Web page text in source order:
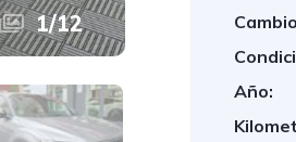
1/12
Año: